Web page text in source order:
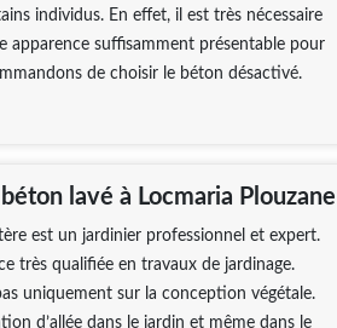
individus. En effet, il est très nécessaire
apparence suffisamment présentable pour
de choisir le béton désactivé.
lavé à Locmaria Plouzane
est un jardinier professionnel et expert.
très qualifiée en travaux de jardinage.
uniquement sur la conception végétale.
d’allée dans le jardin et même dans le